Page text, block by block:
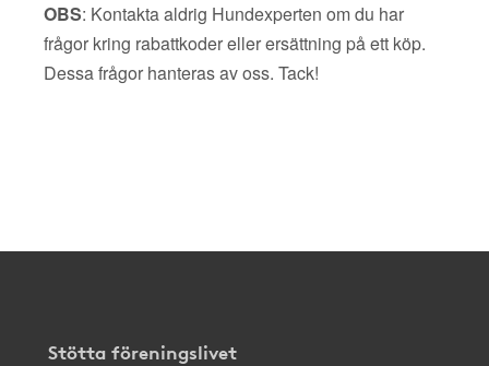
OBS: Kontakta aldrig Hundexperten om du har
frågor kring rabattkoder eller ersättning på ett köp.
Dessa frågor hanteras av oss. Tack!
Stötta föreningslivet